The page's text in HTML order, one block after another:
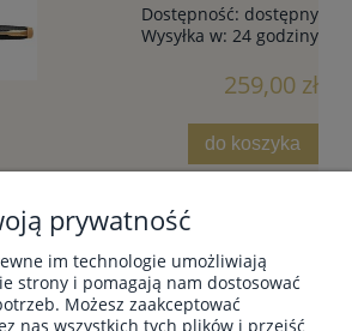
Dostępność: dostępny
Wysyłka w: 24 godziny
259,00 zł
do koszyka
POMOC
prywatność
im technologie umożliwiają
strony i pomagają nam dostosować
Możesz zaakceptować
nas wszystkich tych plików i przejść